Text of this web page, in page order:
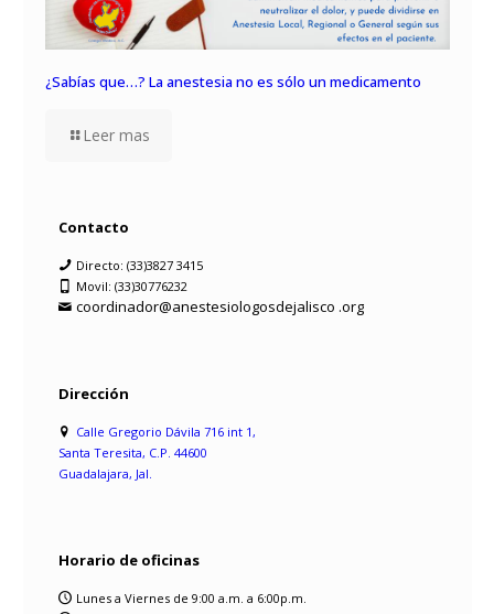
¿Sabías que…? La anestesia no es sólo un medicamento
Leer mas
Contacto
Directo: (33)3827 3415
Movil: (33)30776232
coordinador@anestesiologosdejalisco .org
Dirección
Calle Gregorio Dávila 716 int 1,
Santa Teresita, C.P. 44600
Guadalajara, Jal.
Horario de oficinas
Lunes a Viernes de 9:00 a.m. a 6:00p.m.